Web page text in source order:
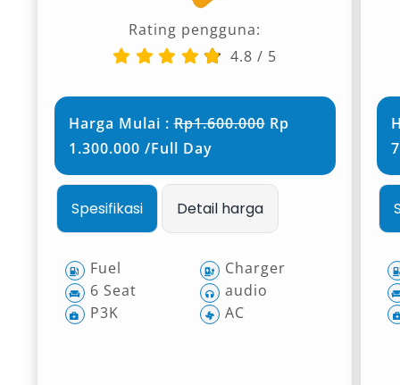
Rating pengguna:
4.8 / 5
Harga Mulai :Rp1.600.000Rp
1.300.000 /Full Day
Spesifikasi Detail harga
Fuel
6 Seat
P3K
Charger
audio
AC